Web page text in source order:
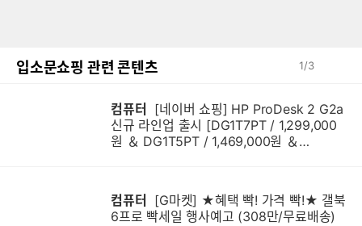
입소문쇼핑 관련 콘텐츠 1/3
컴퓨터
신규 라인업 출시 [DG1T7PT / 1,299,000
원 ＆ DG1T5PT / 1,469,000원 ＆
컴퓨터
6프로 빡세일 행사예고 (308만/무료배송)